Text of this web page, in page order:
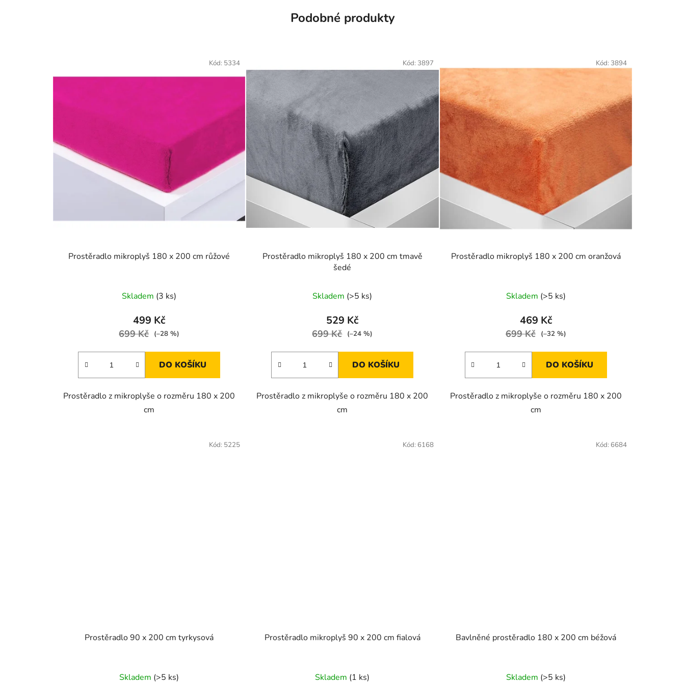
Podobné produkty
Prostěradlo mikroplyš 180 x 200 cm růžové
Skladem (3 ks)
499 Kč
699 Kč (–28 %)
DO KOŠÍKU
Prostěradlo z mikroplyše o rozměru 180 x 200
cm
Kód: 5334
Prostěradlo mikroplyš 180 x 200 cm tmavě
šedé
Skladem (>5 ks)
529 Kč
699 Kč (–24 %)
DO KOŠÍKU
Prostěradlo z mikroplyše o rozměru 180 x 200
cm
Kód: 3897
Prostěradlo mikroplyš 180 x 200 cm oranžová
Skladem (>5 ks)
469 Kč
699 Kč (–32 %)
DO KOŠÍKU
Prostěradlo z mikroplyše o rozměru 180 x 200
cm
Kód: 3894
Prostěradlo 90 x 200 cm tyrkysová
Skladem (>5 ks)
Kód: 5225
Prostěradlo mikroplyš 90 x 200 cm fialová
Skladem (1 ks)
Kód: 6168
Bavlněné prostěradlo 180 x 200 cm béžová
Skladem (>5 ks)
Kód: 6684